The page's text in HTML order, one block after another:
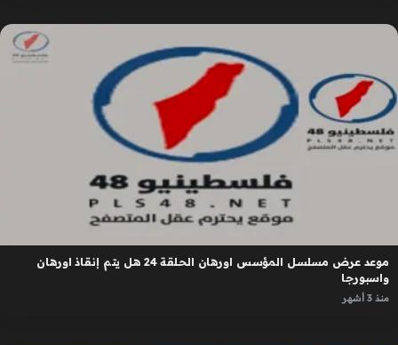
موعد عرض مسلسل المؤسس اورهان الحلقة 24 هل يتم إنقاذ اورهان
واسبورجا
منذ 3 أشهر